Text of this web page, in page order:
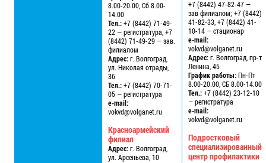
8.00-20.00, Сб 8.00-
14.00
Тел.:+7 (8442) 71-49-
22 — регистратура, +7
(8442) 71-49-29 — зав.
филиалом
Адрес:г. Волгоград,
ул. Николая отрады,
36
Тел.:+7 (8442) 70-71-
05 — регистратура
e-mail:
vokvd@volganet.ru
Красноармейский
филиал
Адрес:г. Волгоград,
ул. Арсеньева, 10
+7 (8442) 47-82-47 —
зав филиалом; +7 (8442)
41-82-33, +7 (8442) 41-
10-14 — стационар
e-mail:
vokvd@volganet.ru
Адрес:г. Волгоград, пр-т
Ленина, 45
График работы:Пн-Пт
8.00-20.00, СБ 8.00-14.00
Тел.:+7 (8442) 23-12-10
— регистратура
e-mail:
vokvd@volganet.ru
Подростковый
специализированный
центр профилактики